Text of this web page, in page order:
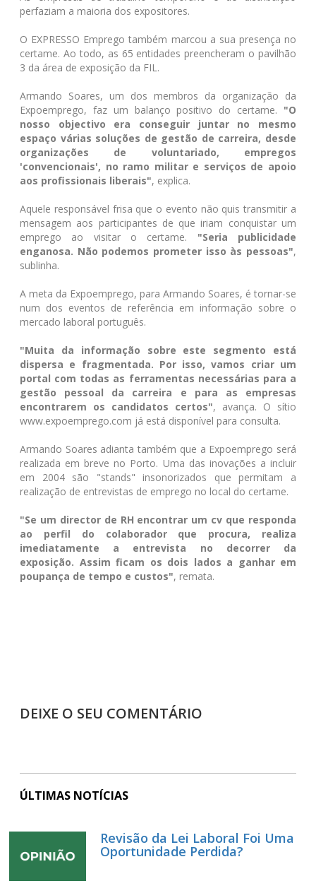
perfaziam a maioria dos expositores.
O EXPRESSO Emprego também marcou a sua presença no
certame. Ao todo, as 65 entidades preencheram o pavilhão
3 da área de exposição da FIL.
Armando Soares, um dos membros da organização da
Expoemprego, faz um balanço positivo do certame. "O
nosso objectivo era conseguir juntar no mesmo
espaço várias soluções de gestão de carreira, desde
organizações de voluntariado, empregos
'convencionais', no ramo militar e serviços de apoio
aos profissionais liberais", explica.
Aquele responsável frisa que o evento não quis transmitir a
mensagem aos participantes de que iriam conquistar um
emprego ao visitar o certame. "Seria publicidade
enganosa. Não podemos prometer isso às pessoas",
sublinha.
A meta da Expoemprego, para Armando Soares, é tornar-se
num dos eventos de referência em informação sobre o
mercado laboral português.
"Muita da informação sobre este segmento está
dispersa e fragmentada. Por isso, vamos criar um
portal com todas as ferramentas necessárias para a
gestão pessoal da carreira e para as empresas
encontrarem os candidatos certos", avança. O sítio
www.expoemprego.com já está disponível para consulta.
Armando Soares adianta também que a Expoemprego será
realizada em breve no Porto. Uma das inovações a incluir
em 2004 são "stands" insonorizados que permitam a
realização de entrevistas de emprego no local do certame.
"Se um director de RH encontrar um cv que responda
ao perfil do colaborador que procura, realiza
imediatamente a entrevista no decorrer da
exposição. Assim ficam os dois lados a ganhar em
poupança de tempo e custos", remata.
DEIXE O SEU COMENTÁRIO
ÚLTIMAS NOTÍCIAS
Revisão da Lei Laboral Foi Uma
Oportunidade Perdida?